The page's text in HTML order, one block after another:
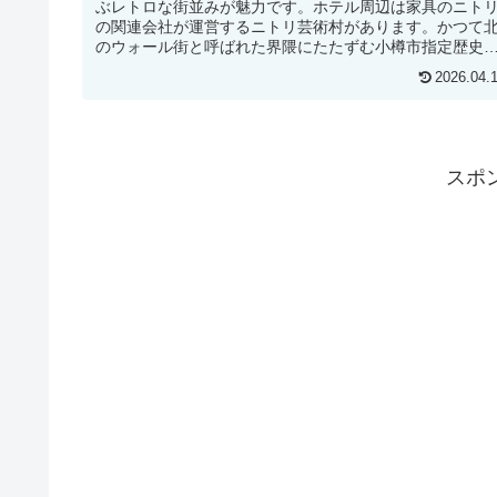
ぶレトロな街並みが魅力です。ホテル周辺は家具のニトリ
の関連会社が運営するニトリ芸術村があります。かつて
のウォール街と呼ばれた界隈にたたずむ小樽市指定歴史的
スポ